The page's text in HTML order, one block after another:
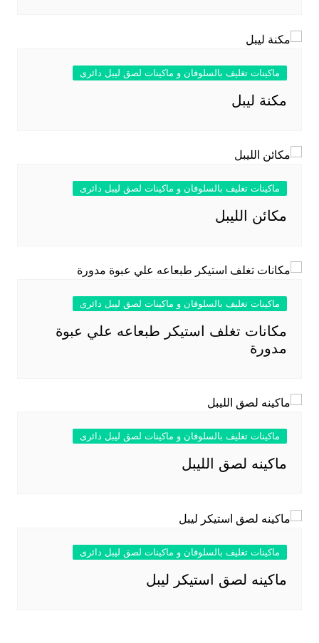
ماكينات تغليف بالسلوفان و ماكينات لصق ليبل دائرى
مكنة ليبل
ماكينات تغليف بالسلوفان و ماكينات لصق ليبل دائرى
مكائن الليبل
ماكينات تغليف بالسلوفان و ماكينات لصق ليبل دائرى
مكانات تغلف استيكر طبعاعه علي عبوة
مدورة
ماكينات تغليف بالسلوفان و ماكينات لصق ليبل دائرى
ماكينه لصق الليبل
ماكينات تغليف بالسلوفان و ماكينات لصق ليبل دائرى
ماكينه لصق استيكر ليبل